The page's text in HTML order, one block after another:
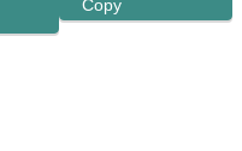
Copy